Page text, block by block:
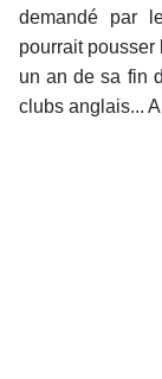
demandé par
pourrait
un an de sa fin
clubs anglais...